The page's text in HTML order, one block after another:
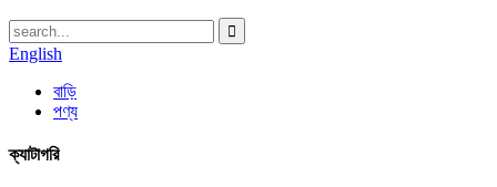
English
বাড়ি
পণ্য
ক্যাটাগরি